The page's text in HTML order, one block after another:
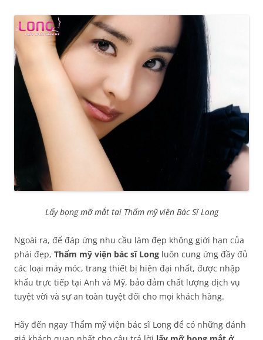
Lấy bọng mỡ mắt tại Thẩm mỹ viện Bác Sĩ Long
Ngoài ra, để đáp ứng nhu cầu làm đẹp không giới hạn của
phái đẹp, Thẩm mỹ viện bác sĩ Long luôn cung ứng đầy đủ
các loại máy móc, trang thiết bị hiện đại nhất, được nhập
khẩu trực tiếp tại Anh và Mỹ, bảo đảm chất lượng dịch vụ
tuyệt vời và sự an toàn tuyệt đối cho mọi khách hàng.
Hãy đến ngay Thẩm mỹ viện bác sĩ Long để có những đánh